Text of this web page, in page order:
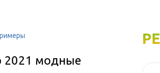
2021 модные